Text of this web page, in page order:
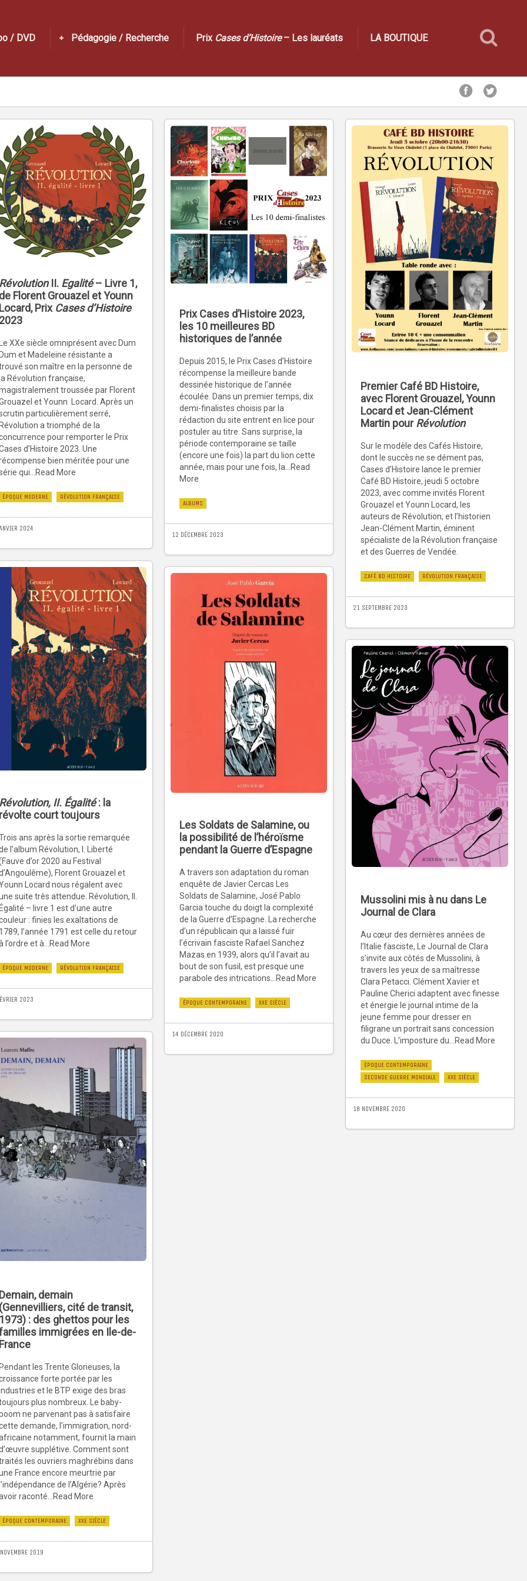
/ DVD Pédagogie / Recherche Prix Cases d’Histoire– Les lauréats LA BOUTIQUE
II. Egalité– Livre 1,
Florent Grouazel et Younn
Prix Cases d’Histoire
XXe siècle omniprésent avec Dum
et Madeleine résistante a
son maître en la personne de
Révolution française,
troussée par Florent
et Younn Locard. Après un
particulièrement serré,
a triomphé de la
pour remporter le Prix
d’Histoire 2023. Une
bien méritée pour une
qui...Read More
ÉPOQUE MODERNE RÉVOLUTION FRANÇAISE
2024
Prix Cases d’Histoire 2023,
les 10 meilleures BD
historiques de l’année
Depuis 2015, le Prix Cases d’Histoire
récompense la meilleure bande
dessinée historique de l’année
écoulée. Dans un premier temps, dix
demi-finalistes choisis par la
rédaction du site entrent en lice pour
postuler au titre. Sans surprise, la
période contemporaine se taille
(encore une fois) la part du lion cette
année, mais pour une fois, la...Read
More
ALBUMS
12 DÉCEMBRE 2023
Premier Café BD Histoire,
avec Florent Grouazel, Younn
Locard et Jean-Clément
Martin pourRévolution
Sur le modèle des Cafés Histoire,
dont le succès ne se dément pas,
Cases d’Histoire lance le premier
Café BD Histoire, jeudi 5 octobre
2023, avec comme invités Florent
Grouazel et Younn Locard, les
auteurs de Révolution, et l’historien
Jean-Clément Martin, éminent
spécialiste de la Révolution française
et des Guerres de Vendée.
CAFÉ BD HISTOIRE RÉVOLUTION FRANÇAISE
21 SEPTEMBRE 2023
II. Égalité: la
court toujours
ans après la sortie remarquée
l’album Révolution, I. Liberté
d’or 2020 au Festival
Florent Grouazel et
Locard nous régalent avec
suite très attendue. Révolution, II.
– livre 1 est d’une autre
: finies les exaltations de
l’année 1791 est celle du retour
l’ordre et à...Read More
ÉPOQUE MODERNE RÉVOLUTION FRANÇAISE
2023
Les Soldats de Salamine, ou
la possibilité de l’héroïsme
pendant la Guerre d’Espagne
A travers son adaptation du roman
enquête de Javier Cercas Les
Soldats de Salamine, José Pablo
Garcia touche du doigt la complexité
de la Guerre d’Espagne. La recherche
d’un républicain qui a laissé fuir
l’écrivain fasciste Rafael Sanchez
Mazas en 1939, alors qu’il l’avait au
bout de son fusil, est presque une
parabole des intrications...Read More
ÉPOQUE CONTEMPORAINE XXE SIÈCLE
14 DÉCEMBRE 2020
Mussolini mis à nu dans Le
Journal de Clara
Au cœur des dernières années de
l’Italie fasciste, Le Journal de Clara
s’invite aux côtés de Mussolini, à
travers les yeux de sa maîtresse
Clara Petacci. Clément Xavier et
Pauline Cherici adaptent avec finesse
et énergie le journal intime de la
jeune femme pour dresser en
filigrane un portrait sans concession
du Duce. L’imposture du...Read More
ÉPOQUE CONTEMPORAINE
SECONDE GUERRE MONDIALE
XXE SIÈCLE
18 NOVEMBRE 2020
demain
cité de transit,
: des ghettos pour les
immigrées en Ile-de-
les Trente Glorieuses, la
forte portée par les
et le BTP exige des bras
plus nombreux. Le baby-
ne parvenant pas à satisfaire
demande, l’immigration, nord-
notamment, fournit la main
supplétive. Comment sont
les ouvriers maghrébins dans
France encore meurtrie par
de l’Algérie? Après
raconté...Read More
ÉPOQUE CONTEMPORAINE XXE SIÈCLE
2019